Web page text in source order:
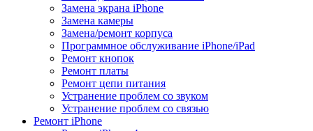
Замена экрана iPhone
Замена камеры
Замена/ремонт корпуса
Программное обслуживание iPhone/iPad
Ремонт кнопок
Ремонт платы
Ремонт цепи питания
Устранение проблем со звуком
Устранение проблем со связью
Ремонт iPhone